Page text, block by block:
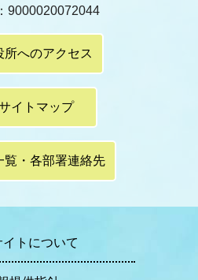
9000020072044
所へのアクセス
イトマップ
覧・各部署連絡先
イトについて